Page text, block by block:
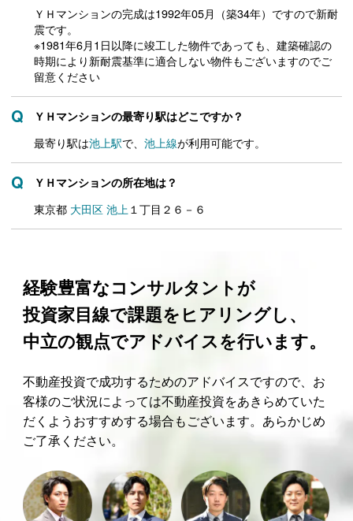
ＹＨマンションの完成は1992年05月（築34年）ですので新耐
震です。
※1981年6月1日以降に竣工した物件であっても、建築確認の
時期により新耐震基準に適合しない物件もございますのでご
留意ください
ＹＨマンションの最寄り駅はどこですか？
最寄り駅は池上駅で、 池上線が利用可能です。
ＹＨマンションの所在地は？
東京都 大田区 池上１丁目２６－６
経験豊富なコンサルタントが
投資家目線で課題をヒアリングし、
中立の観点でアドバイスを行います。
不動産投資で成功するためのアドバイスですので、お
客様のご状況によっては不動産投資をあきらめていた
だくようおすすめする場合もございます。あらかじめ
ご了承ください。